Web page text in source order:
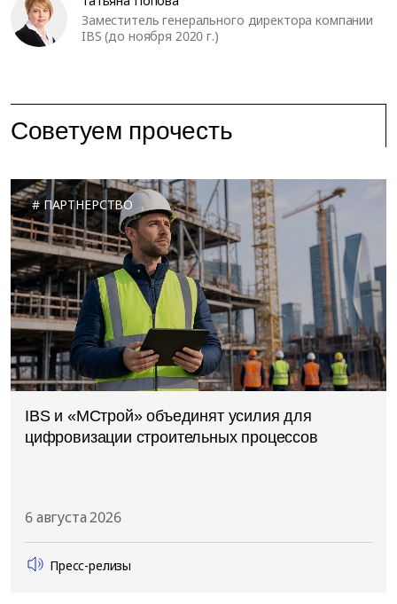
Заместитель генерального директора компании
IBS (до ноября 2020 г.)
Советуем прочесть
ПАРТНЕРСТВО
IBS и «МСтрой» объединят усилия для
цифровизации строительных процессов
6 августа 2026
Пресс-релизы